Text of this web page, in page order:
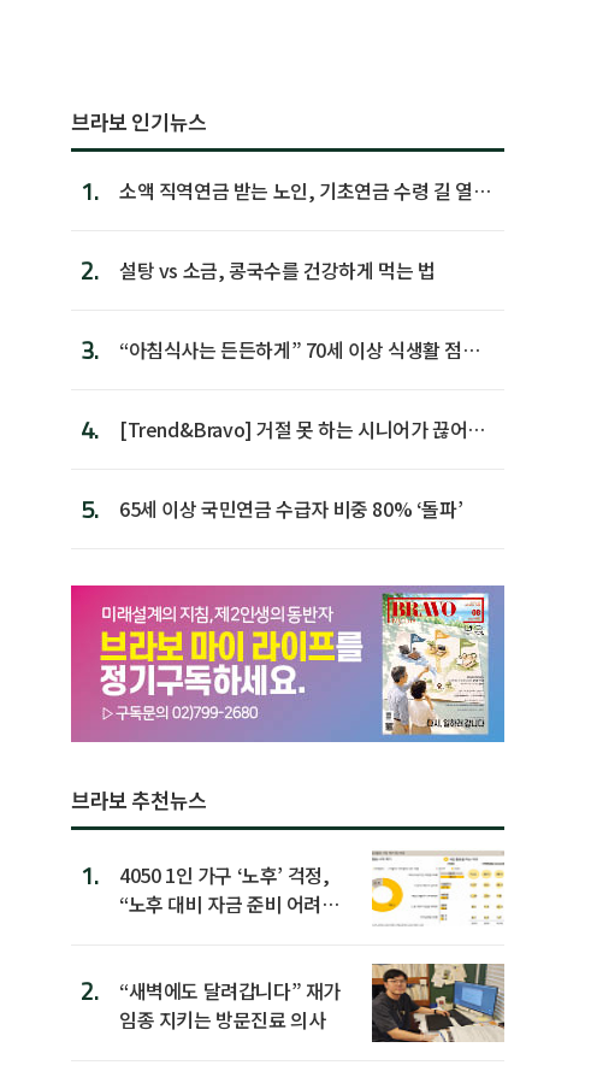
브라보 인기뉴스
1.
소액 직역연금 받는 노인, 기초연금 수령 길 열린
2. 설탕 vs 소금, 콩국수를 건강하게 먹는 법
3.
“아침식사는 든든하게” 70세 이상 식생활 점수
4.
[Trend&Bravo] 거절 못 하는 시니어가 끊어야
5. 65세 이상 국민연금 수급자 비중 80% ‘돌파’
브라보 추천뉴스
1.
4050 1인 가구 ‘노후’ 걱정,
“노후 대비 자금 준비 어려
2.
“새벽에도 달려갑니다” 재가
임종 지키는 방문진료 의사